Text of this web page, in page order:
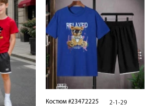
Костюм #23472225 2-1-29